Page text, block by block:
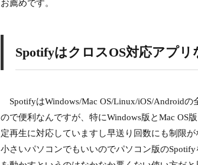
お薦めです。
SpotifyはクロスOS対応アプリ
SpotifyはWindows/Mac OS/Linux/iOS/Android
ので便利なんですが、特にWindows版とMac OS
定再生に対応していますし早送り回数にも制限
小さいパソコンでもいいのでパソコン版の